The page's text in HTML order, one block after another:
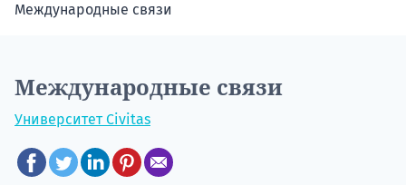
Международные связи
Международные связи
Университет Civitas